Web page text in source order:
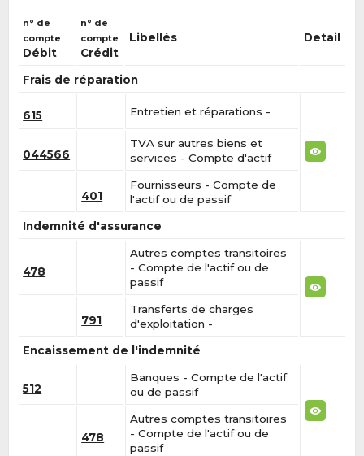
n° de
compte
Débit
n° de
compte
Crédit
Libellés Detail
Frais de réparation
615 Entretien et réparations -
044566
TVA sur autres biens et
services - Compte d'actif
401
Fournisseurs - Compte de
l'actif ou de passif
Indemnité d'assurance
478
Autres comptes transitoires
- Compte de l'actif ou de
passif
791
Transferts de charges
d'exploitation -
Encaissement de l'indemnité
512
Banques - Compte de l'actif
ou de passif
478
Autres comptes transitoires
- Compte de l'actif ou de
passif